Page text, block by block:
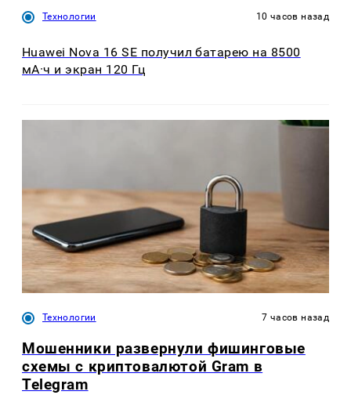
Технологии 10 часов назад
Huawei Nova 16 SE получил батарею на 8500
мА·ч и экран 120 Гц
Технологии 7 часов назад
Мошенники развернули фишинговые
схемы с криптовалютой Gram в
Telegram